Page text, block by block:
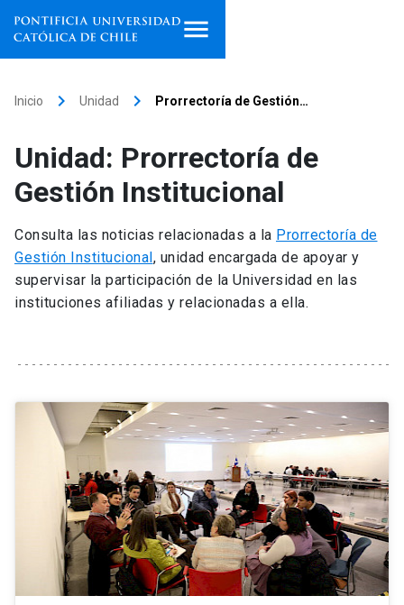
Facultades, escuelas e
institutos
Investigación
Internacionalización launch
Universidad
Información para
Futuros estudiantes
Estudiantes
Académicos
Go to english site launch
ACCESOS DIRECTOS
Admisión
Inicio keyboard_arrow_right Unidad keyboard_arrow_right Prorrectoría de Gestión…
Unidad: Prorrectoría de
Gestión Institucional
Consulta las noticias relacionadas a la Prorrectoría de
Gestión Institucional, unidad encargada de apoyar y
supervisar la participación de la Universidad en las
instituciones afiliadas y relacionadas a ella.